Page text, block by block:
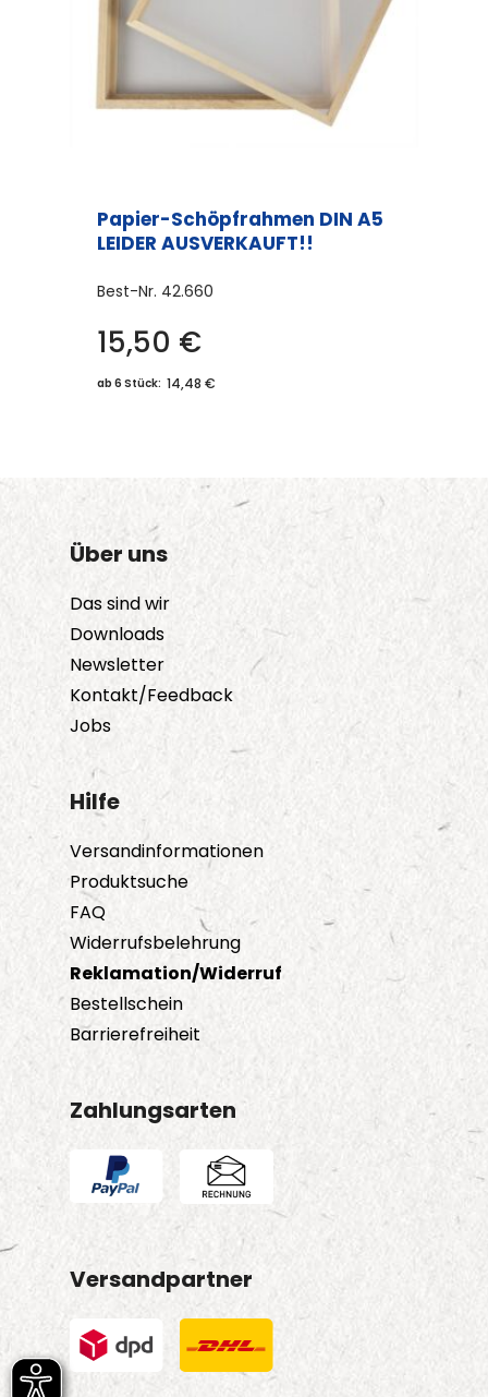
Papier-Schöpfrahmen DIN A5
LEIDER AUSVERKAUFT!!
Best-Nr. 42.660
15,50 €
ab 6 Stück: 14,48 €
Über uns
Das sind wir
Downloads
Newsletter
Kontakt/Feedback
Jobs
Hilfe
Versandinformationen
Produktsuche
FAQ
Widerrufsbelehrung
Reklamation/Widerruf
Bestellschein
Barrierefreiheit
Zahlungsarten
Versandpartner